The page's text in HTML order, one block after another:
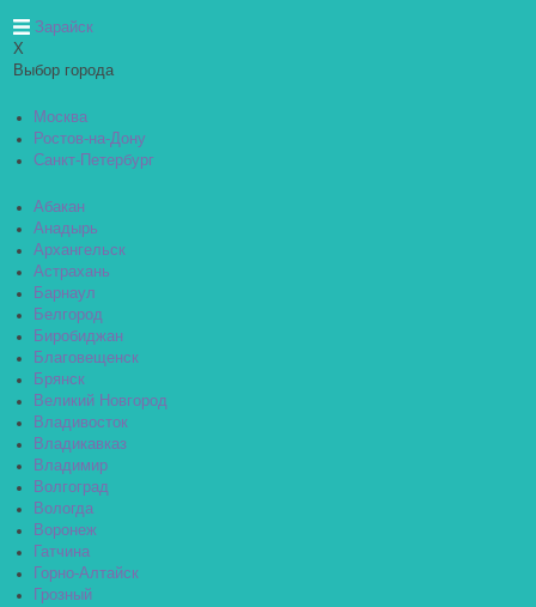
Зарайск
X
Выбор города
Москва
Ростов-на-Дону
Санкт-Петербург
Абакан
Анадырь
Архангельск
Астрахань
Барнаул
Белгород
Биробиджан
Благовещенск
Брянск
Великий Новгород
Владивосток
Владикавказ
Владимир
Волгоград
Вологда
Воронеж
Гатчина
Горно-Алтайск
Грозный